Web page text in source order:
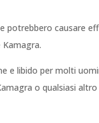
potrebbero causare
e libido per molti
o qualsiasi